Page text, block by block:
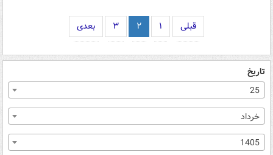
قبلی ۱ ۲ ۳ بعدی
تاریخ
25
خرداد
1405